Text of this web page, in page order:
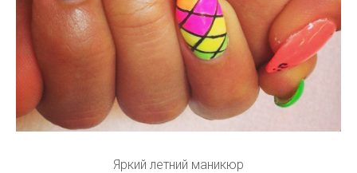
Яркий летний маникюр